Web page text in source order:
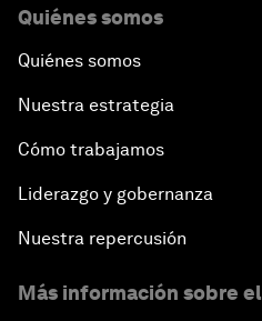
Quiénes somos
Quiénes somos
Nuestra estrategia
Cómo trabajamos
Liderazgo y gobernanza
Nuestra repercusión
Más información sobre